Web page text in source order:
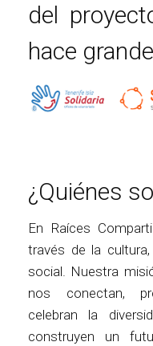
del
hace
¿Quiénes
En Raíces
través de la
social. Nuestra
nos conectan,
celebran la
construyen un